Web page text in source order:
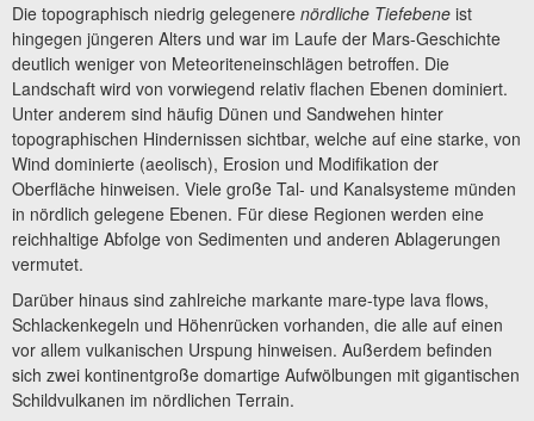
Die topographisch niedrig gelegenere nördliche Tiefebene ist
hingegen jüngeren Alters und war im Laufe der Mars-Geschichte
deutlich weniger von Meteoriteneinschlägen betroffen. Die
Landschaft wird von vorwiegend relativ flachen Ebenen dominiert.
Unter anderem sind häufig Dünen und Sandwehen hinter
topographischen Hindernissen sichtbar, welche auf eine starke, von
Wind dominierte (aeolisch), Erosion und Modifikation der
Oberfläche hinweisen. Viele große Tal- und Kanalsysteme münden
in nördlich gelegene Ebenen. Für diese Regionen werden eine
reichhaltige Abfolge von Sedimenten und anderen Ablagerungen
vermutet.
Darüber hinaus sind zahlreiche markante mare-type lava flows,
Schlackenkegeln und Höhenrücken vorhanden, die alle auf einen
vor allem vulkanischen Urspung hinweisen. Außerdem befinden
sich zwei kontinentgroße domartige Aufwölbungen mit gigantischen
Schildvulkanen im nördlichen Terrain.